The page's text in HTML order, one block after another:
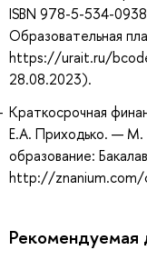
ISBN 978-5-534-
Образовательная
https://urait.ru/
28.08.2023).
Краткосрочная
Е.А. Приходько. —
образование:
http://
Рекомендуемая